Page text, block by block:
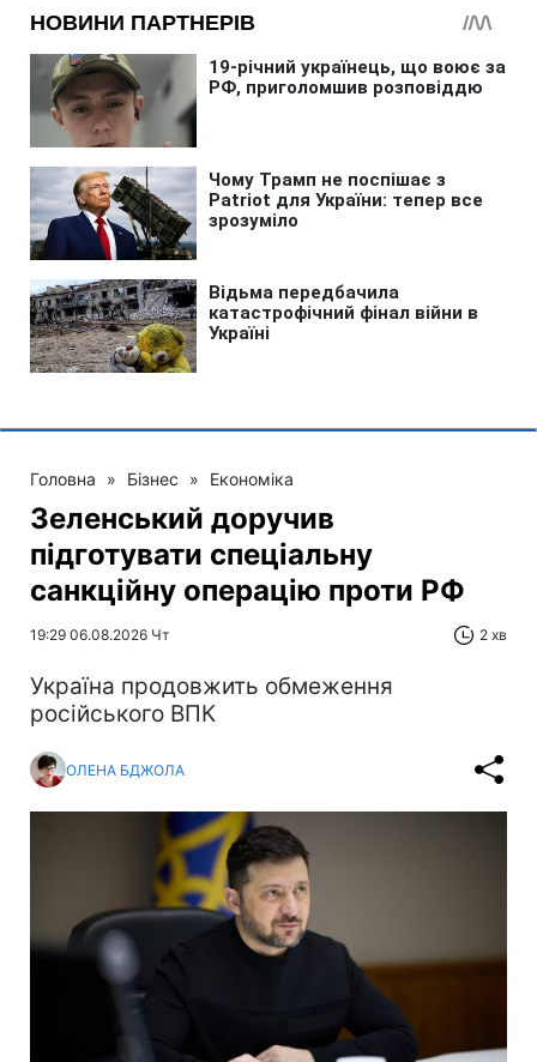
Головна » Бізнес » Економіка
Зеленський доручив
підготувати спеціальну
санкційну операцію проти РФ
19:29 06.08.2026 Чт 2 хв
Україна продовжить обмеження
російського ВПК
ОЛЕНА БДЖОЛА